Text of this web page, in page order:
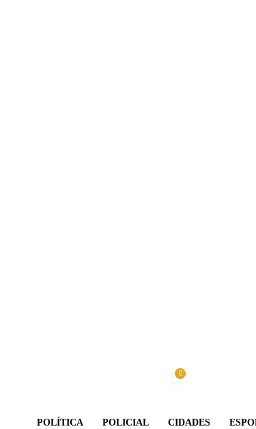
0
POLÍTICA POLICIAL CIDADES